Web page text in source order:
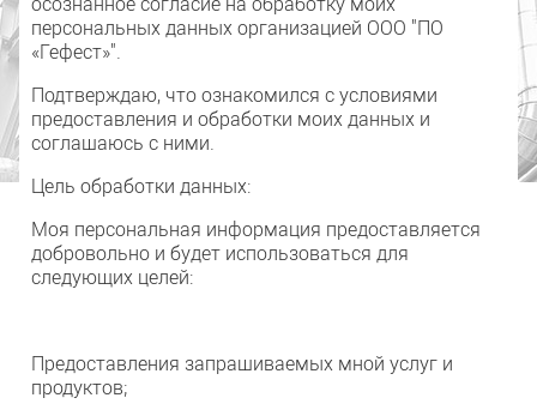
персональных данных организацией ООО "ПО
«Гефест»".
Подтверждаю, что ознакомился с условиями
предоставления и обработки моих данных и
соглашаюсь с ними.
Цель обработки данных:
Моя персональная информация предоставляется
добровольно и будет использоваться для
следующих целей:
Предоставления запрашиваемых мной услуг и
продуктов;